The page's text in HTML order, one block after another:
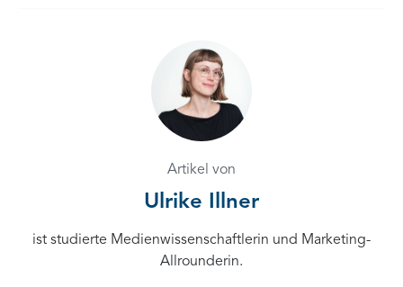
Artikel von
Ulrike Illner
ist studierte Medienwissenschaftlerin und Marketing-
Allrounderin.